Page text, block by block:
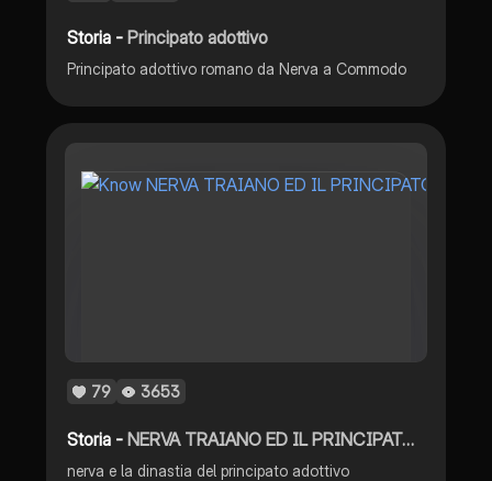
Storia -Principato adottivo
Principato adottivo romano da Nerva a Commodo
79 3653
Storia -NERVA TRAIANO ED IL PRINCIPATO ADOTTIVO
nerva e la dinastia del principato adottivo